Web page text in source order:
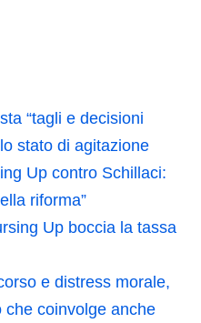
“tagli e decisioni
stato di agitazione
Up contro Schillaci:
riforma”
Up boccia la tassa
e distress morale,
che coinvolge anche